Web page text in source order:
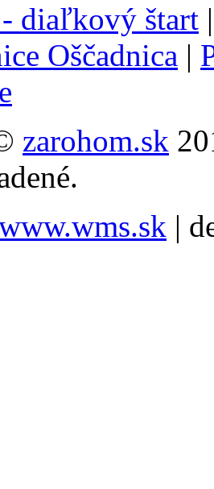
diaľkový štart
Oščadnica |
zarohom.sk
|